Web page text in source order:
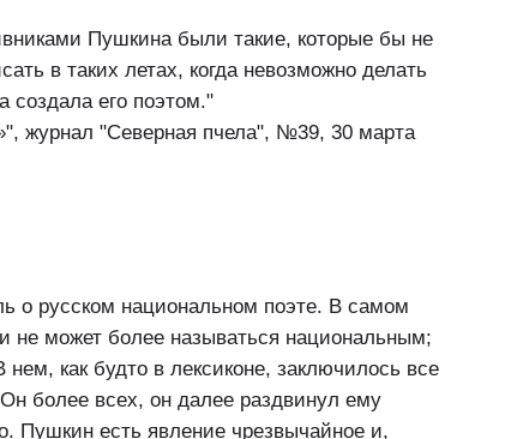
Пушкина были такие, которые бы не
в таких летах, когда невозможно делать
создала его поэтом."
журнал "Северная пчела", №39, 30 марта
о русском национальном поэте. В самом
не может более называться национальным;
как будто в лексиконе, заключилось все
более всех, он далее раздвинул ему
Пушкин есть явление чрезвычайное и,